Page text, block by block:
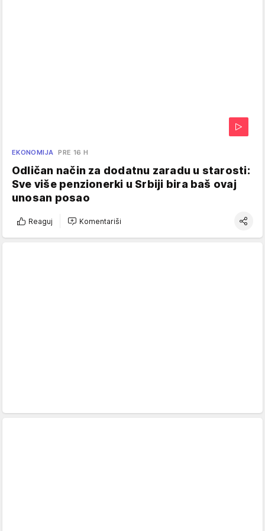
EKONOMIJA PRE 16 H
Odličan način za dodatnu zaradu u starosti:
Sve više penzionerki u Srbiji bira baš ovaj
unosan posao
Reaguj Komentariši